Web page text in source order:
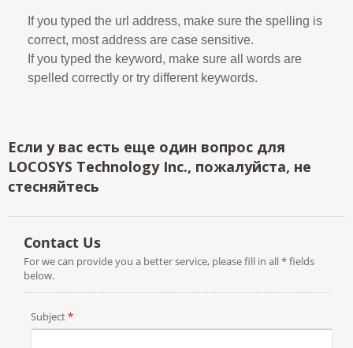
If you typed the url address, make sure the spelling is
correct, most address are case sensitive.
If you typed the keyword, make sure all words are
spelled correctly or try different keywords.
Если у вас есть еще один вопрос для
LOCOSYS Technology Inc., пожалуйста, не
стесняйтесь